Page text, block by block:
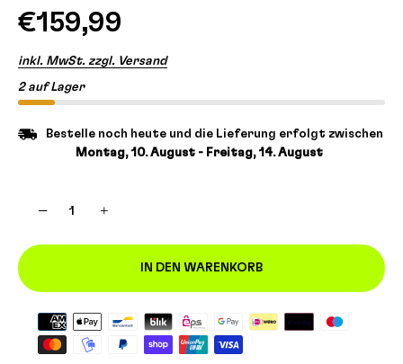
€159,99
inkl. MwSt. zzgl. Versand
2 auf Lager
Bestelle noch heute und die Lieferung erfolgt zwischen
Montag, 10. August - Freitag, 14. August
− +
IN DEN WARENKORB